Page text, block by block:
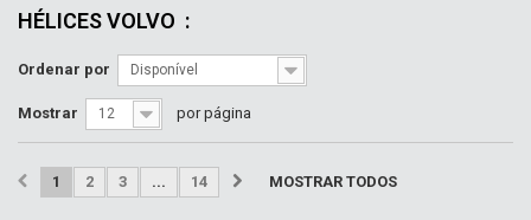
HÉLICES VOLVO :
Ordenar por Disponível
Mostrar 12 por página
MOSTRAR TODOS
1 2 3 ... 14